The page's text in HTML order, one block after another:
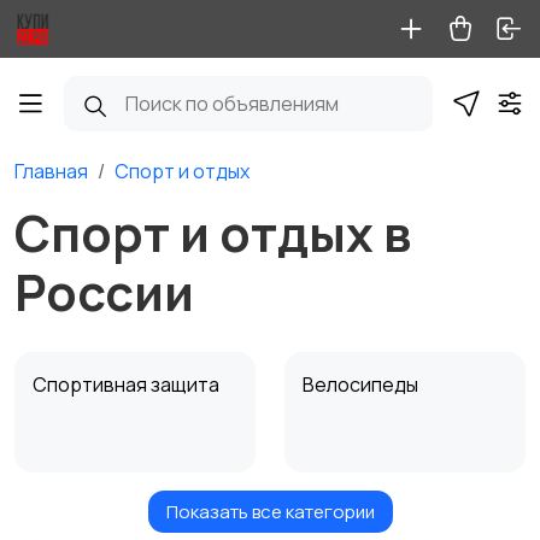
Главная Спорт и отдых
Спорт и отдых в
России
Спортивная защита Велосипеды
Самокаты и
Показать все категории